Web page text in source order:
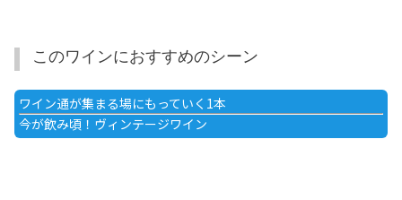
このワインにおすすめのシーン
ワイン通が集まる場にもっていく1本
今が飲み頃！ヴィンテージワイン